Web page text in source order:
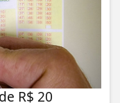
R$ 20